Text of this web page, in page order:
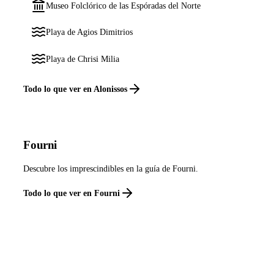
Museo Folclórico de las Espóradas del Norte
Playa de Agios Dimitrios
Playa de Chrisi Milia
Todo lo que ver en Alonissos
Fourni
Descubre los imprescindibles en la guía de Fourni.
Todo lo que ver en Fourni